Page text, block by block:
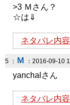
>3 Ｍさん？
☆は⇓
ネタバレ内
5 ： Ｍ ：2016-09-10
yanchalさん
ネタバレ内